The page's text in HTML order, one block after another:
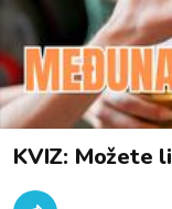
KVIZ: Možete